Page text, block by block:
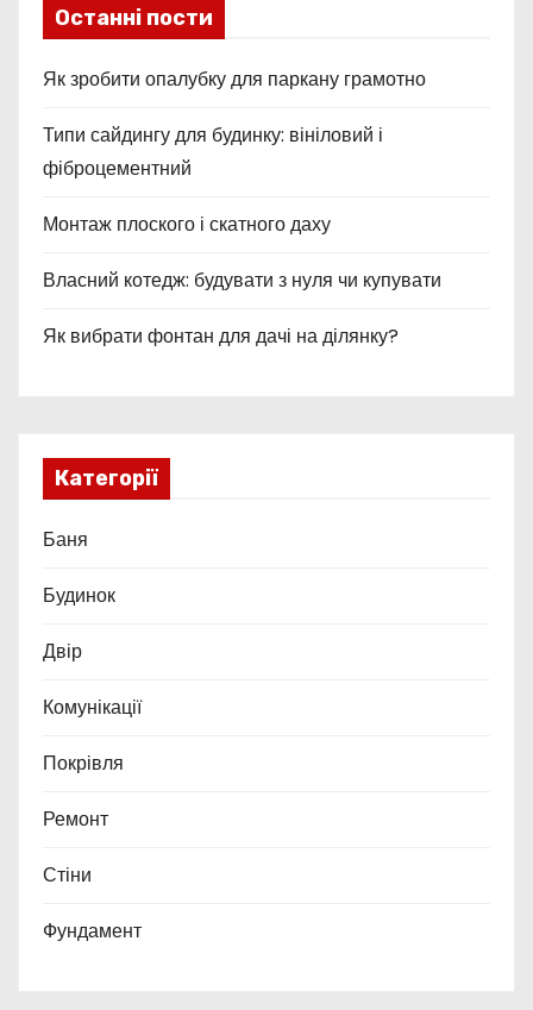
Останні пости
Як зробити опалубку для паркану грамотно
Типи сайдингу для будинку: вініловий і
фіброцементний
Монтаж плоского і скатного даху
Власний котедж: будувати з нуля чи купувати
Як вибрати фонтан для дачі на ділянку?
Категорії
Баня
Будинок
Двір
Комунікації
Покрівля
Ремонт
Стіни
Фундамент